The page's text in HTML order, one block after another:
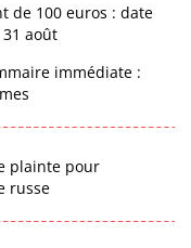
de 100 euros : date
août
immédiate :
plainte pour
russe